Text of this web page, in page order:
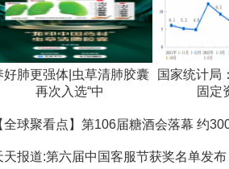
好肺更强体|虫草清肺胶囊
再次入选“中
国家统计局
固定
全球聚看点】第106届糖酒会落幕 约
天报道:第六届中国客服节获奖名单发